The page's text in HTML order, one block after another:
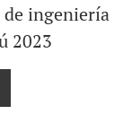
de ingeniería
2023